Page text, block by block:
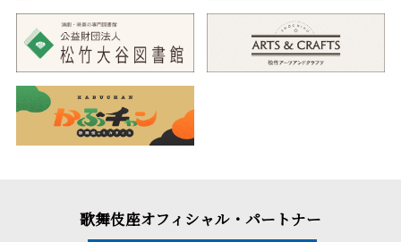
歌舞伎座オフィシャル・パートナー